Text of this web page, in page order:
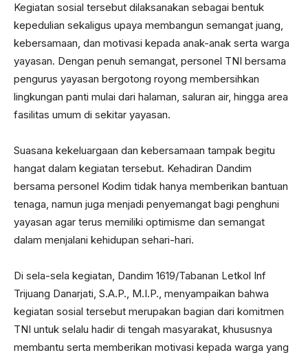
Kegiatan sosial tersebut dilaksanakan sebagai bentuk
kepedulian sekaligus upaya membangun semangat juang,
kebersamaan, dan motivasi kepada anak-anak serta warga
yayasan. Dengan penuh semangat, personel TNI bersama
pengurus yayasan bergotong royong membersihkan
lingkungan panti mulai dari halaman, saluran air, hingga area
fasilitas umum di sekitar yayasan.
Suasana kekeluargaan dan kebersamaan tampak begitu
hangat dalam kegiatan tersebut. Kehadiran Dandim
bersama personel Kodim tidak hanya memberikan bantuan
tenaga, namun juga menjadi penyemangat bagi penghuni
yayasan agar terus memiliki optimisme dan semangat
dalam menjalani kehidupan sehari-hari.
Di sela-sela kegiatan, Dandim 1619/Tabanan Letkol Inf
Trijuang Danarjati, S.A.P., M.I.P., menyampaikan bahwa
kegiatan sosial tersebut merupakan bagian dari komitmen
TNI untuk selalu hadir di tengah masyarakat, khususnya
membantu serta memberikan motivasi kepada warga yang